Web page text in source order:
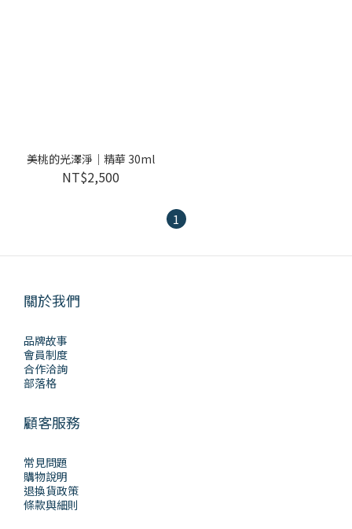
美桃的光澤淨｜精華 30ml
NT$2,500
1
關於我們
品牌故事
會員制度
合作洽詢
部落格
顧客服務
常見問題
購物說明
退換貨政策
條款與細則